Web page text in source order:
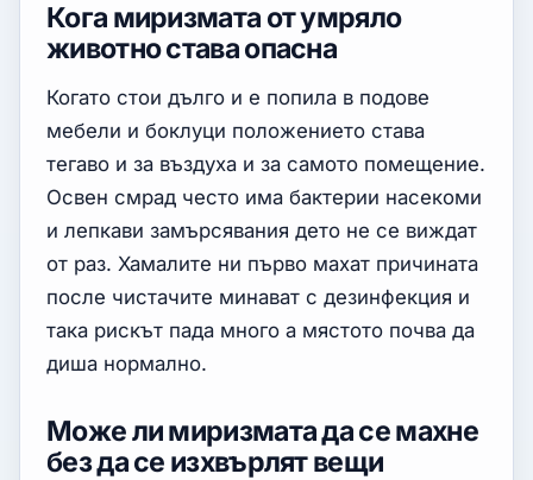
Кога миризмата от умряло
животно става опасна
Когато стои дълго и е попила в подове
мебели и боклуци положението става
тегаво и за въздуха и за самото помещение.
Освен смрад често има бактерии насекоми
и лепкави замърсявания дето не се виждат
от раз. Хамалите ни първо махат причината
после чистачите минават с дезинфекция и
така рискът пада много а мястото почва да
диша нормално.
Може ли миризмата да се махне
без да се изхвърлят вещи